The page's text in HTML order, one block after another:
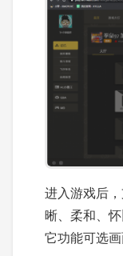
进入游戏后
晰、柔和、
它功能可选